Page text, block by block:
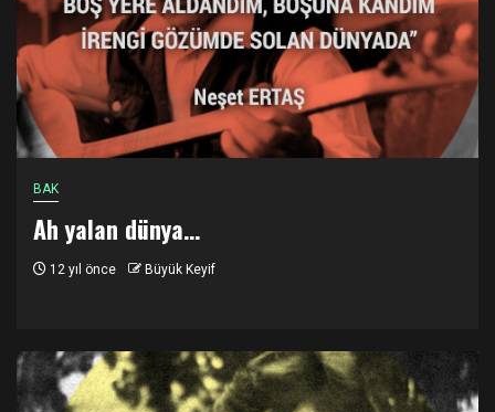
BAK
Ah yalan dünya…
12 yıl önce Büyük Keyif